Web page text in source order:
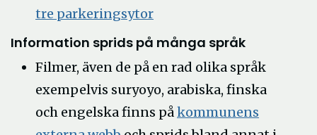
tre parkeringsytor
Information sprids på många språk
Filmer, även de på en rad olika språk
exempelvis suryoyo, arabiska, finska
och engelska finns påkommunens